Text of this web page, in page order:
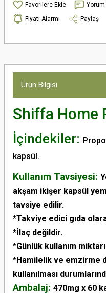
Yorum
Fiyatı Alarmı
Paylaş
Ürün Bilgisi
Shiffa Home
İçindekiler:
kapsül.
Kullanım Tavsiyesi:
akşam ikişer kapsül
tavsiye edilir.
*Takviye edici gıda
*İlaç değildir.
*Günlük kullanım
*Hamilelik ve emzirme
kullanılması
Ambalaj: 470mg x 60